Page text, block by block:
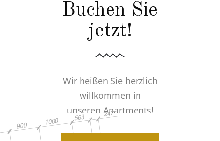
Buchen Sie
jetzt!
Wir heißen Sie herzlich
willkommen in
unseren Apartments!